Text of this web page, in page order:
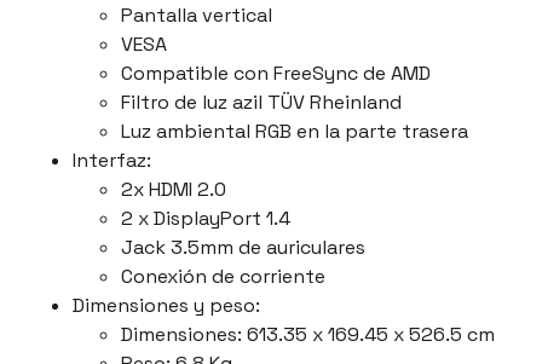
Pantalla vertical
VESA
Compatible con FreeSync de AMD
Filtro de luz azil TÜV Rheinland
Luz ambiental RGB en la parte trasera
Interfaz:
2x HDMI 2.0
2 x DisplayPort 1.4
Jack 3.5mm de auriculares
Conexión de corriente
Dimensiones y peso:
Dimensiones: 613.35 x 169.45 x 526.5 cm